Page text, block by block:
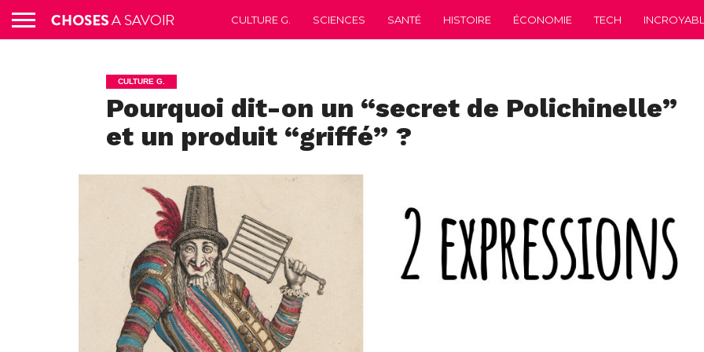
CULTURE G. SCIENCES SANTÉ HISTOIRE ÉCONOMIE TECH
CULTURE G.
Pourquoi dit-on un “secret de Polichinelle”
et un produit “griffé” ?